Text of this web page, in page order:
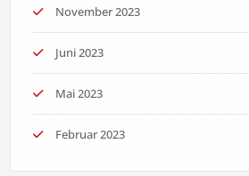
November 2023
Juni 2023
Mai 2023
Februar 2023